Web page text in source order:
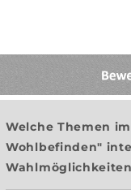
Welche Themen
Wohlbefinden"